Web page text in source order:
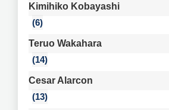
Kimihiko Kobayashi
6
Teruo Wakahara
14
Cesar Alarcon
13